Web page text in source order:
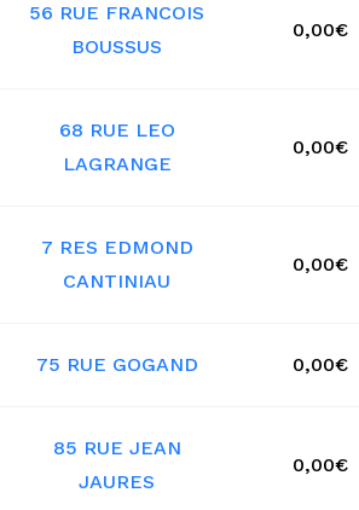
56 RUE FRANCOIS
BOUSSUS
0,00€
68 RUE LEO
LAGRANGE
0,00€
7 RES EDMOND
CANTINIAU
0,00€
75 RUE GOGAND 0,00€
85 RUE JEAN
JAURES
0,00€